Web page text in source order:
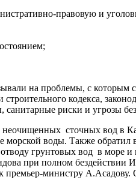
правовую и
на проблемы, с которым
кодекса,
риски и угрозы
неочищенных сточных вод в
морской воды. Также
грунтовых вод в море
при полном бездействии
министру А.Асадову.